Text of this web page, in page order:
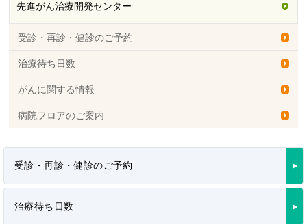
先進がん治療開発センター
受診・再診・健診のご予約
治療待ち日数
がんに関する情報
病院フロアのご案内
受診・再診・健診のご予約
治療待ち日数